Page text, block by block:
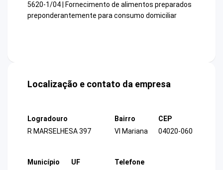
5620-1/04 | Fornecimento de alimentos preparados
preponderantemente para consumo domiciliar
Localização e contato da empresa
Logradouro
R MARSELHESA 397
Bairro
Vl Mariana
CEP
04020-060
Município
UF
Telefone